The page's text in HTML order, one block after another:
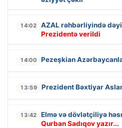
14:02 AZAL rəhbərliyində
Prezidentə verildi
14:00 Pezeşkian
13:59 Prezident Bəxtiyar
13:42 Elmə və dövlətçiliyə
Qurban Sadıqov yazır...